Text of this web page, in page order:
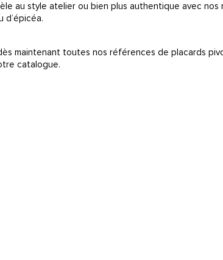
au style atelier ou bien plus authentique avec nos
d’épicéa.
maintenant toutes nos références de placards
catalogue.